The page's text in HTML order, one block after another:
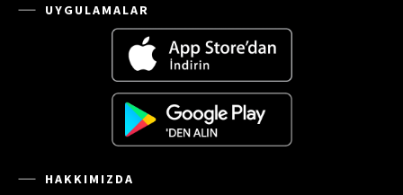
UYGULAMALAR
HAKKIMIZDA